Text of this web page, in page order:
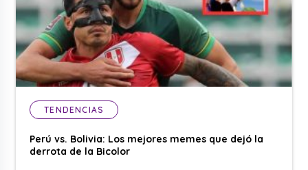
TENDENCIAS
Perú vs. Bolivia: Los mejores memes que dejó la
derrota de la Bicolor